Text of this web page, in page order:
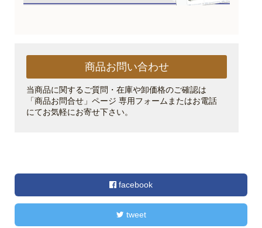
商品お問い合わせ
当商品に関するご質問・在庫や卸価格のご確認は
「商品お問合せ」ページ 専用フォームまたはお電話
にてお気軽にお寄せ下さい。
facebook
tweet